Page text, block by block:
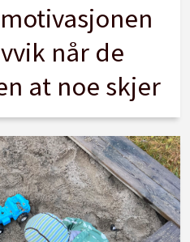
når de
at noe skjer